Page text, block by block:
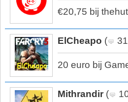
€20,75 bij
ElCheapo (
20 euro bij
Mithrandir (